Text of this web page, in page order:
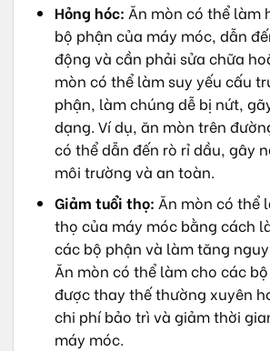
Hỏng hóc: Ăn mòn có thể làm
bộ phận của máy móc, dẫn
động và cần phải sửa chữa
mòn có thể làm suy yếu cấu
phận, làm chúng dễ bị nứt,
dạng. Ví dụ, ăn mòn trên
có thể dẫn đến rò rỉ dầu, gây
môi trường và an toàn.
Giảm tuổi thọ: Ăn mòn có thể
thọ của máy móc bằng cách
các bộ phận và làm tăng
Ăn mòn có thể làm cho các
được thay thế thường xuyên
chi phí bảo trì và giảm thời
máy móc.